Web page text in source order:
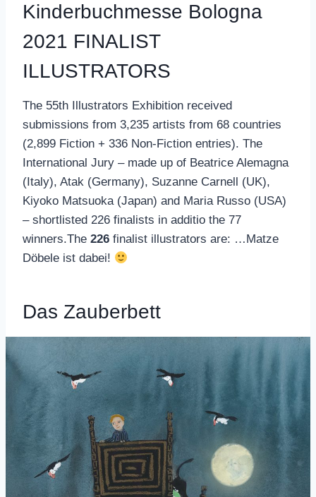
Kinderbuchmesse Bologna
2021 FINALIST
ILLUSTRATORS
The 55th Illustrators Exhibition received
submissions from 3,235 artists from 68 countries
(2,899 Fiction + 336 Non-Fiction entries). The
International Jury – made up of Beatrice Alemagna
(Italy), Atak (Germany), Suzanne Carnell (UK),
Kiyoko Matsuoka (Japan) and Maria Russo (USA)
– shortlisted 226 finalists in additio the 77
winners.The 226 finalist illustrators are: …Matze
Döbele ist dabei!
Das Zauberbett